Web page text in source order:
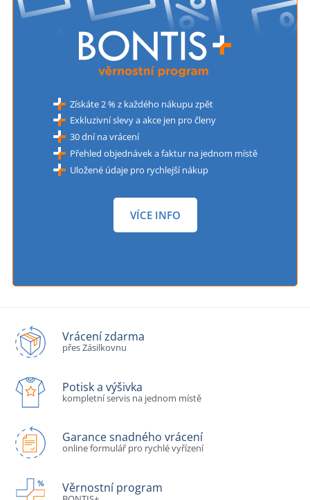
Získáte 2 % z každého nákupu zpět
Exkluzivní slevy a akce jen pro členy
30 dní na vrácení
Přehled objednávek a faktur na jednom místě
Uložené údaje pro rychlejší nákup
VÍCE INFO
Vrácení zdarma
přes Zásilkovnu
Potisk a výšivka
kompletní servis na jednom místě
Garance snadného vrácení
online formulář pro rychlé vyřízení
Věrnostní program